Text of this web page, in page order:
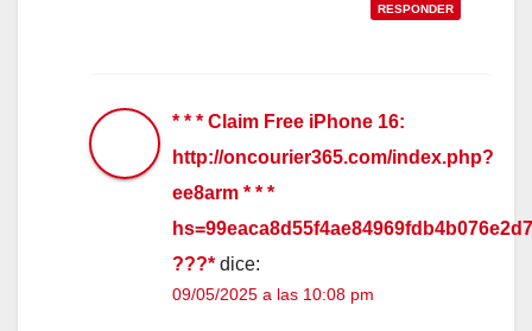
RESPONDER
* * * Claim Free iPhone 16:
http://oncourier365.com/index.php?
ee8arm * * *
???* dice:
09/05/2025 a las 10:08 pm